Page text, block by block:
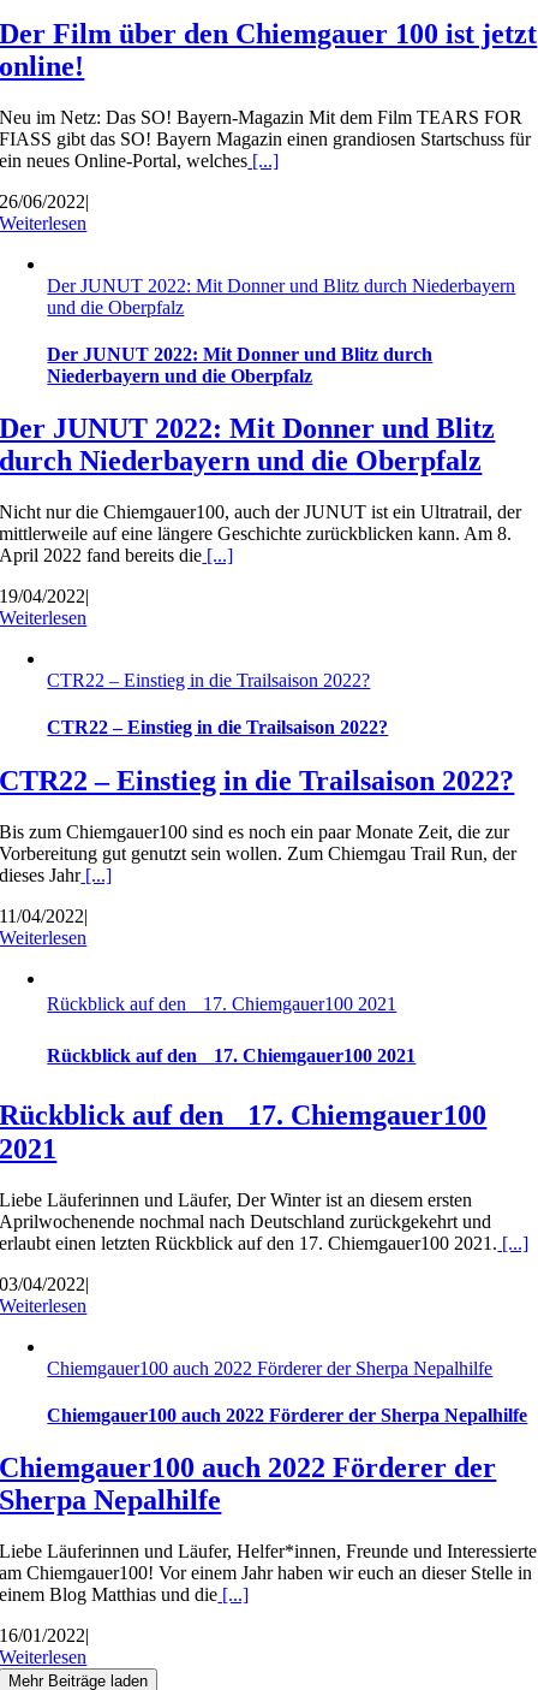
Der Film über den Chiemgauer 100 ist jetzt
online!
Neu im Netz: Das SO! Bayern-Magazin Mit dem Film TEARS FOR
FIASS gibt das SO! Bayern Magazin einen grandiosen Startschuss für
ein neues Online-Portal, welches [...]
26/06/2022|
Weiterlesen
Der JUNUT 2022: Mit Donner und Blitz durch Niederbayern
und die Oberpfalz
Der JUNUT 2022: Mit Donner und Blitz durch
Niederbayern und die Oberpfalz
Der JUNUT 2022: Mit Donner und Blitz
durch Niederbayern und die Oberpfalz
Nicht nur die Chiemgauer100, auch der JUNUT ist ein Ultratrail, der
mittlerweile auf eine längere Geschichte zurückblicken kann. Am 8.
April 2022 fand bereits die [...]
19/04/2022|
Weiterlesen
CTR22 – Einstieg in die Trailsaison 2022?
CTR22 – Einstieg in die Trailsaison 2022?
CTR22 – Einstieg in die Trailsaison 2022?
Bis zum Chiemgauer100 sind es noch ein paar Monate Zeit, die zur
Vorbereitung gut genutzt sein wollen. Zum Chiemgau Trail Run, der
dieses Jahr[...]
11/04/2022|
Weiterlesen
Rückblick auf den 17. Chiemgauer100 2021
Rückblick auf den 17. Chiemgauer100 2021
Rückblick auf den 17. Chiemgauer100
2021
Liebe Läuferinnen und Läufer, Der Winter ist an diesem ersten
Aprilwochenende nochmal nach Deutschland zurückgekehrt und
erlaubt einen letzten Rückblick auf den 17. Chiemgauer100 2021. [...]
03/04/2022|
Weiterlesen
Chiemgauer100 auch 2022 Förderer der Sherpa Nepalhilfe
Chiemgauer100 auch 2022 Förderer der Sherpa Nepalhilfe
Chiemgauer100 auch 2022 Förderer der
Sherpa Nepalhilfe
Liebe Läuferinnen und Läufer, Helfer*innen, Freunde und Interessierte
am Chiemgauer100! Vor einem Jahr haben wir euch an dieser Stelle in
einem Blog Matthias und die [...]
16/01/2022|
Weiterlesen
Mehr Beiträge laden